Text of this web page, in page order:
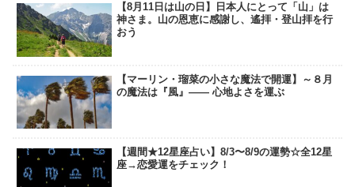
【8月11日は山の日】日本人にとって「山」は
神さま。山の恩恵に感謝し、遙拝・登山拝を行
おう
【マーリン・瑠菜の小さな魔法で開運】～８月
の魔法は『風』―― 心地よさを運ぶ
【週間★12星座占い】8/3〜8/9の運勢☆全12星
座→恋愛運をチェック！